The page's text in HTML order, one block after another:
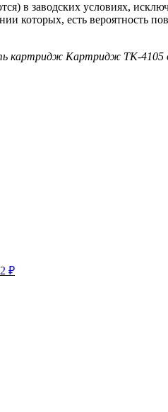
в заводских условиях,
которых, есть
картридж Картридж TK-4105
₽